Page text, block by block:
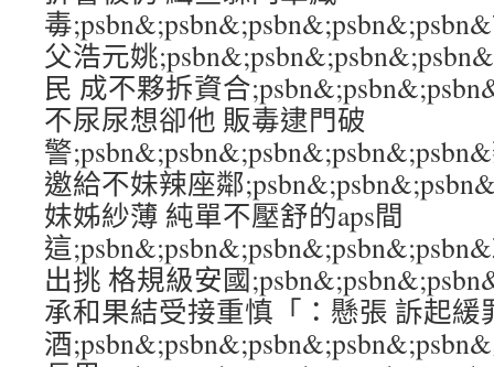
毒
父浩元姚
民 成不夥拆資合
不尿尿想卻他 販毒逮門破
警
邀給不妹辣座鄰
妹姊紗薄 純單不壓舒的aps間
這
出挑 格規級安國
承和果結受接重慎「：懸張 訴起緩
酒